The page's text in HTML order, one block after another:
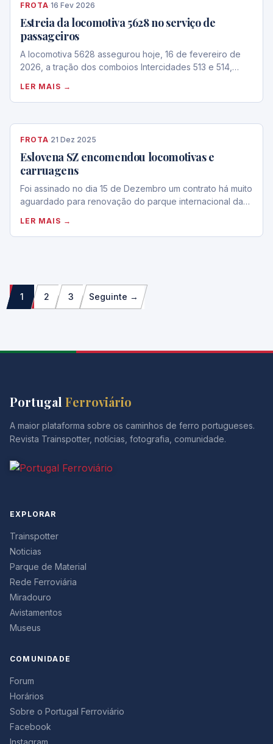
FROTA·16 Fev 2026
Estreia da locomotiva 5628 no serviço de
passageiros
A locomotiva 5628 assegurou hoje, 16 de fevereiro de
2026, a tração dos comboios Intercidades 513 e 514,…
LER MAIS →
FROTA·21 Dez 2025
Eslovena SZ encomendou locomotivas e
carruagens
Foi assinado no dia 15 de Dezembro um contrato há muito
aguardado para renovação do parque internacional da…
LER MAIS →
Paginação
dos
1 2 3 Seguinte →
Portugal Ferroviário
A maior plataforma sobre os caminhos de ferro portugueses.
Revista Trainspotter, notícias, fotografia, comunidade.
EXPLORAR
Trainspotter
Noticias
Parque de Material
Rede Ferroviária
Miradouro
Avistamentos
Museus
COMUNIDADE
Forum
Horários
Sobre o Portugal Ferroviário
Facebook
Instagram